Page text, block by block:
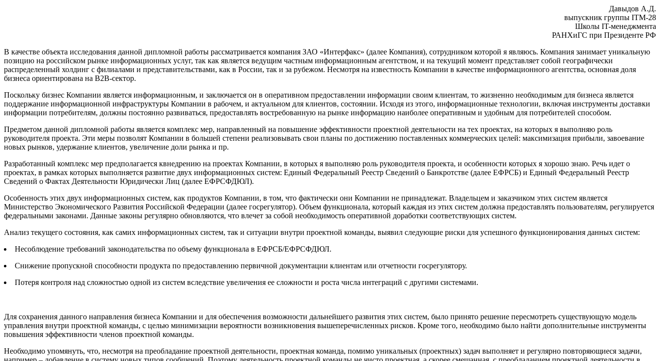
Давыдов А.Д.
выпускник группы ITM-28
Школы IT-менеджмента
РАНХиГС при Президенте РФ
В качестве объекта исследования данной дипломной работы рассматривается компания ЗАО «Интерфакс» (далее Компания), сотрудником которой я являюсь. Компания занимает уникальную
позицию на российском рынке информационных услуг, так как является ведущим частным информационным агентством, и на текущий момент представляет собой географически
распределенный холдинг с филиалами и представительствами, как в России, так и за рубежом. Несмотря на известность Компании в качестве информационного агентства, основная доля
бизнеса ориентирована на B2B-сектор.
Поскольку бизнес Компании является информационным, и заключается он в оперативном предоставлении информации своим клиентам, то жизненно необходимым для бизнеса является
поддержание информационной инфраструктуры Компании в рабочем, и актуальном для клиентов, состоянии. Исходя из этого, информационные технологии, включая инструменты доставки
информации потребителям, должны постоянно развиваться, предоставлять востребованную на рынке информацию наиболее оперативным и удобным для потребителей способом.
Предметом данной дипломной работы является комплекс мер, направленный на повышение эффективности проектной деятельности на тех проектах, на которых я выполняю роль
руководителя проекта. Эти меры позволят Компании в большей степени реализовывать свои планы по достижению поставленных коммерческих целей: максимизация прибыли, завоевание
новых рынков, удержание клиентов, увеличение доли рынка и пр.
Разработанный комплекс мер предполагается квнедрению на проектах Компании, в которых я выполняю роль руководителя проекта, и особенности которых я хорошо знаю. Речь идет о
проектах, в рамках которых выполняется развитие двух информационных систем: Единый Федеральный Реестр Сведений о Банкротстве (далее ЕФРСБ) и Единый Федеральный Реестр
Сведений о Фактах Деятельности Юридически Лиц (далее ЕФРСФДЮЛ).
Особенность этих двух информационных систем, как продуктов Компании, в том, что фактически они Компании не принадлежат. Владельцем и заказчиком этих систем является
Министерство Экономического Развития Российской Федерации (далее госрегулятор). Объем функционала, который каждая из этих систем должна предоставлять пользователям, регулируется
федеральными законами. Данные законы регулярно обновляются, что влечет за собой необходимость оперативной доработки соответствующих систем.
Анализ текущего состояния, как самих информационных систем, так и ситуации внутри проектной команды, выявил следующие риски для успешного функционирования данных систем:
Несоблюдение требований законодательства по объему функционала в ЕФРСБ/ЕФРСФДЮЛ.
Снижение пропускной способности продукта по предоставлению первичной документации клиентам или отчетности госрегулятору.
Потеря контроля над сложностью одной из систем вследствие увеличения ее сложности и роста числа интеграций с другими системами.
Для сохранения данного направления бизнеса Компании и для обеспечения возможности дальнейшего развития этих систем, было принято решение пересмотреть существующую модель
управления внутри проектной команды, с целью минимизации вероятности возникновения вышеперечисленных рисков. Кроме того, необходимо было найти дополнительные инструменты
повышения эффективности членов проектной команды.
Необходимо упомянуть, что, несмотря на преобладание проектной деятельности, проектная команда, помимо уникальных (проектных) задач выполняет и регулярно повторяющиеся задачи,